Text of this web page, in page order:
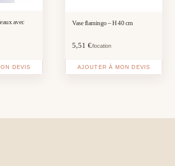
avec
DEVIS
Vase flamingo – H 40 cm
5,51€/location
AJOUTER À MON DEVIS